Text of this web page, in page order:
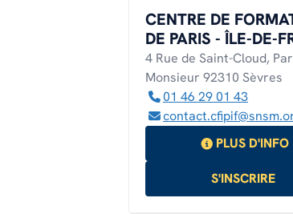
EN SAVOIR PLUS
EN SAVOIR PLUS
EN SAVOIR PLUS
CENTRE DE
DE PARIS - ÎLE-DE-
4 Rue de Saint-Cloud,
Monsieur 92310 Sèvres
01 46 29 01 43
PLUS D'INFO
S'INSCRIRE